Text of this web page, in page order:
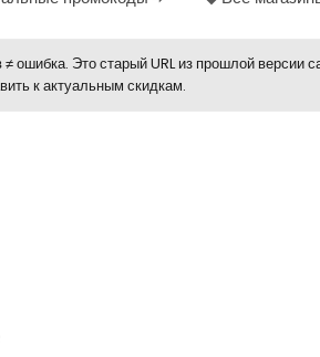
ошибка. Это старый URL из прошлой версии
к актуальным скидкам.